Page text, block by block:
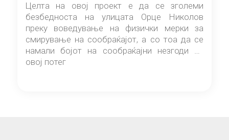
Целта на овој проект е да се зголеми
безбедноста на улицата Орце Николов
преку воведување на физички мерки за
смирување на сообраќајот, а со тоа да се
намали бојот на сообраќајни незгоди на
овој потег